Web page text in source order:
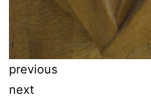
previous
next